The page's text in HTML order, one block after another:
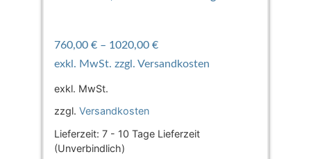
760,00 €– 1020,00 €
exkl. MwSt.
zzgl. Versandkosten
Lieferzeit: 7 - 10 Tage Lieferzeit
(Unverbindlich)